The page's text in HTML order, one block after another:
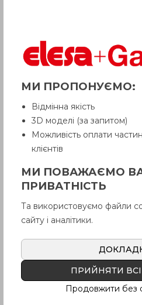
t min для max стат нагрузки
МИ ПРОПОНУЄМО:
Відмінна якість
3D моделі (за запитом)
Можливість оплати
клієнтів
МИ ПОВАЖАЄМО
ПРИВАТНІСТЬ
Та використовуємо файли
сайту і аналітики.
ПРИЙНЯТИ ВСІ
Продовжити без